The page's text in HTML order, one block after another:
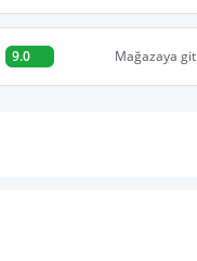
9.0 Mağazaya git